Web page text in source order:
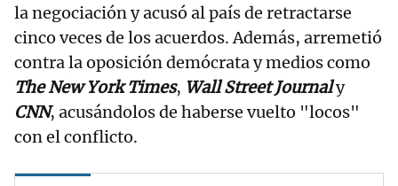
la negociación y acusó al país de retractarse
cinco veces de los acuerdos. Además, arremetió
contra la oposición demócrata y medios como
The New York Times, Wall Street Journaly
CNN, acusándolos de haberse vuelto "locos"
con el conflicto.